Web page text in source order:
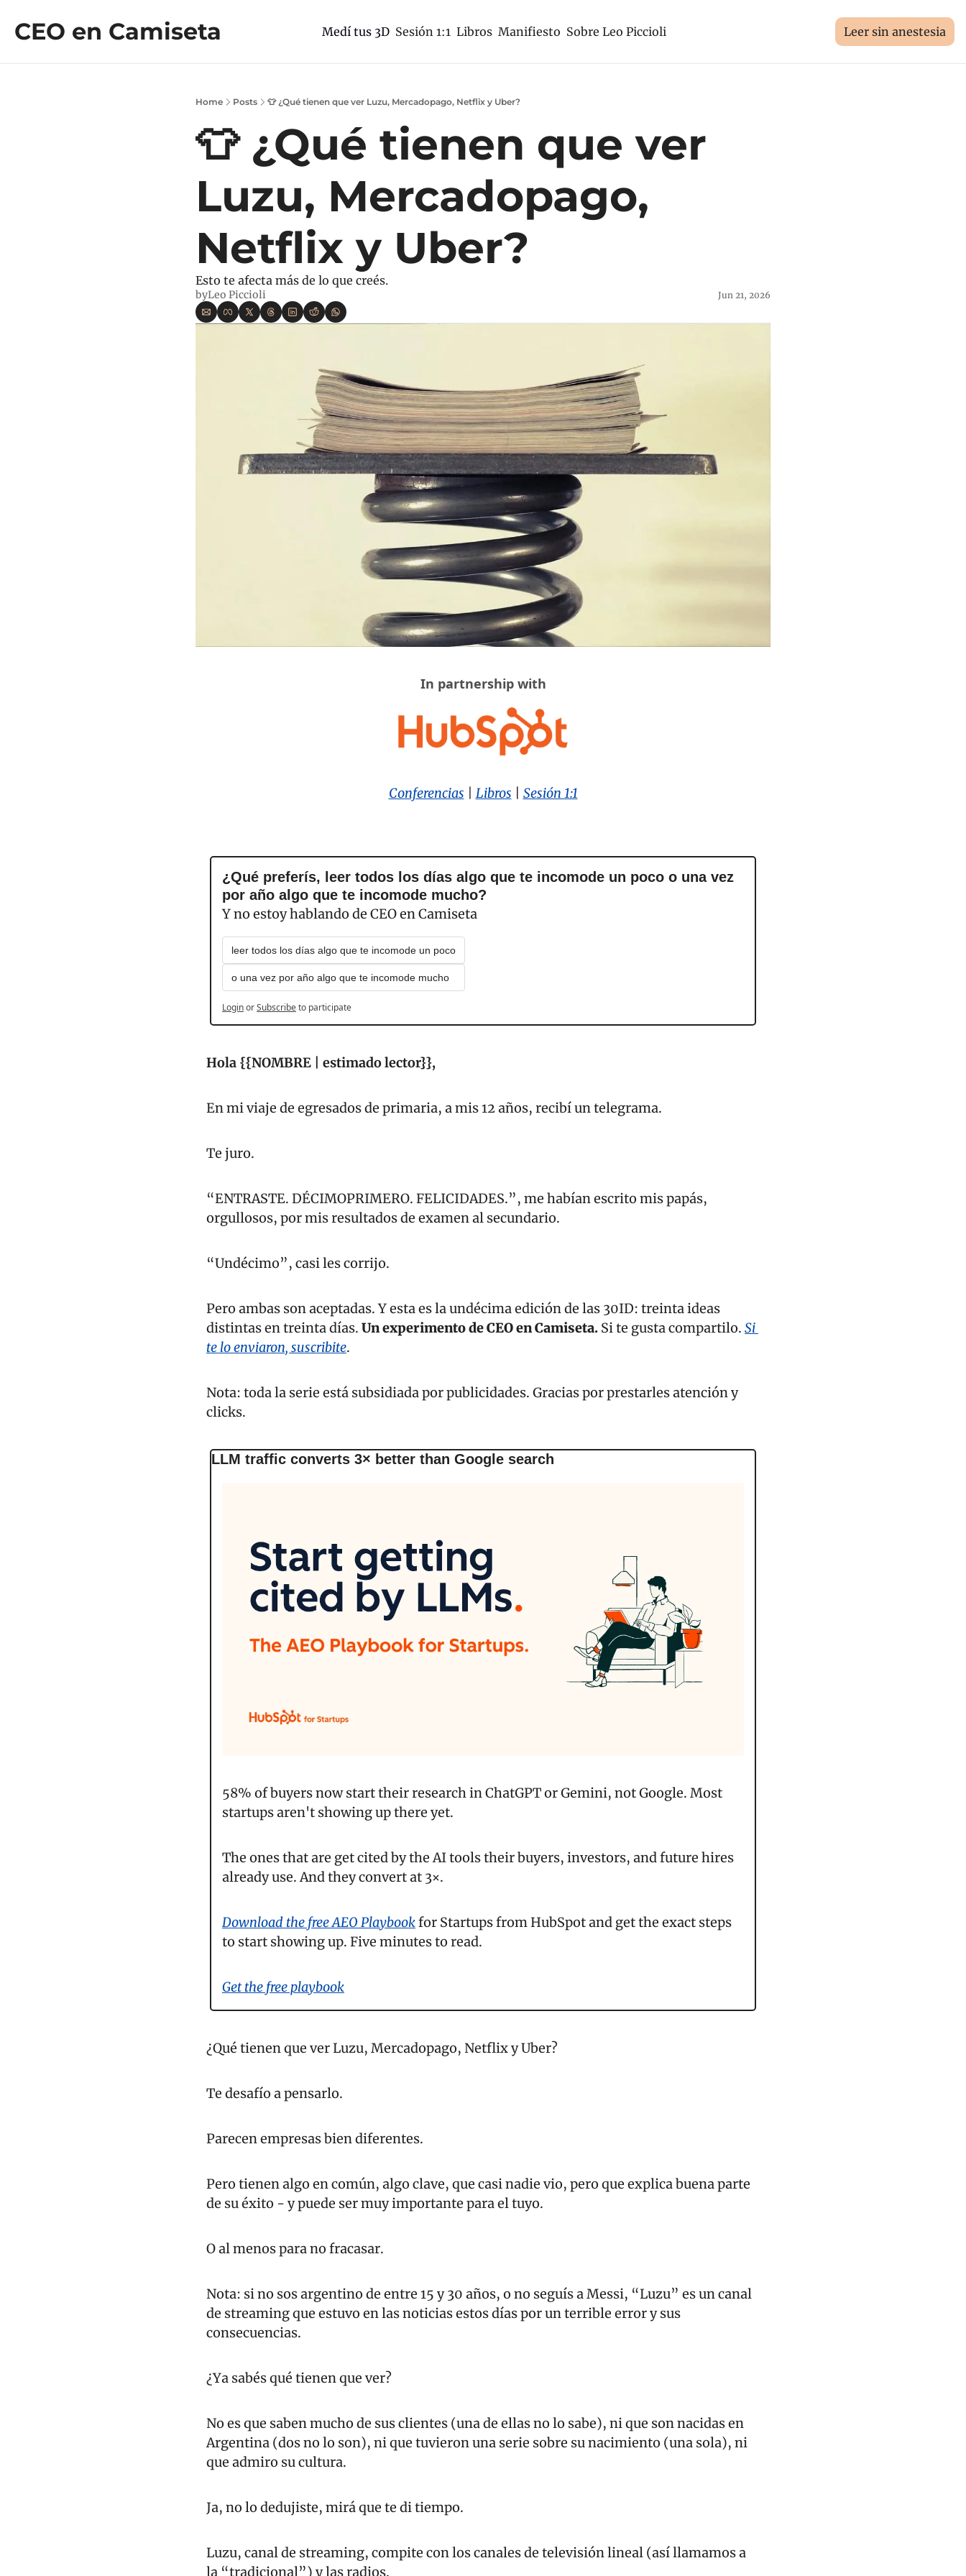
CEO en Camiseta Medí tus 3D Sesión 1:1 Libros Manifiesto Sobre Leo Piccioli Leer sin anestesia
Home Posts 👕 ¿Qué tienen que ver Luzu, Mercadopago, Netflix y Uber?
👕 ¿Qué tienen que ver
Luzu, Mercadopago,
Netflix y Uber?
Esto te afecta más de lo que creés.
byLeo Piccioli Jun 21, 2026
In partnership with
Conferencias Libros Sesión 1:1
¿Qué preferís, leer todos los días algo que te incomode un poco o una vez
por año algo que te incomode mucho?
Y no estoy hablando de CEO en Camiseta
leer todos los días algo que te incomode un poco
o una vez por año algo que te incomode mucho
LoginorSubscribeto participate
Hola {{NOMBRE | estimado lector}},
En mi viaje de egresados de primaria, a mis 12 años, recibí un telegrama.
Te juro.
“ENTRASTE. DÉCIMOPRIMERO. FELICIDADES.”, me habían escrito mis papás,
orgullosos, por mis resultados de examen al secundario.
“Undécimo”, casi les corrijo.
Pero ambas son aceptadas. Y esta es la undécima edición de las 30ID: treinta ideas
distintas en treinta días. Un experimento de CEO en Camiseta. Si te gusta compartilo. Si
te lo enviaron, suscribite.
Nota: toda la serie está subsidiada por publicidades. Gracias por prestarles atención y
clicks.
LLM traffic converts 3× better than Google search
58% of buyers now start their research in ChatGPT or Gemini, not Google. Most
startups aren't showing up there yet.
The ones that are get cited by the AI tools their buyers, investors, and future hires
already use. And they convert at 3×.
Download the free AEO Playbook for Startups from HubSpot and get the exact steps
to start showing up. Five minutes to read.
Get the free playbook
¿Qué tienen que ver Luzu, Mercadopago, Netflix y Uber?
Te desafío a pensarlo.
Parecen empresas bien diferentes.
Pero tienen algo en común, algo clave, que casi nadie vio, pero que explica buena parte
de su éxito - y puede ser muy importante para el tuyo.
O al menos para no fracasar.
Nota: si no sos argentino de entre 15 y 30 años, o no seguís a Messi, “Luzu” es un canal
de streaming que estuvo en las noticias estos días por un terrible error y sus
consecuencias.
¿Ya sabés qué tienen que ver?
No es que saben mucho de sus clientes (una de ellas no lo sabe), ni que son nacidas en
Argentina (dos no lo son), ni que tuvieron una serie sobre su nacimiento (una sola), ni
que admiro su cultura.
Ja, no lo dedujiste, mirá que te di tiempo.
Luzu, canal de streaming, compite con los canales de televisión lineal (así llamamos a
la “tradicional”) y las radios.